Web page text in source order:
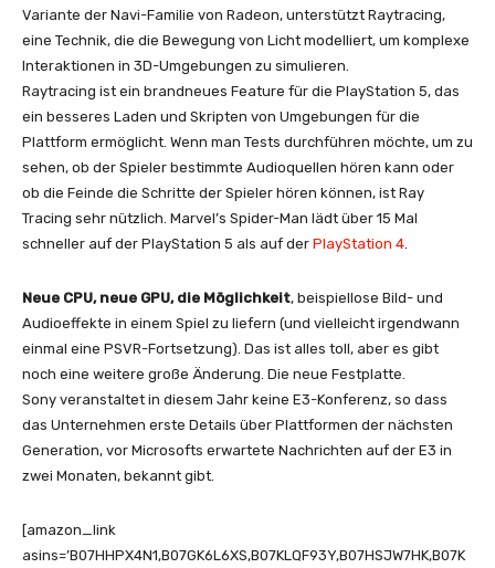
Variante der Navi-Familie von Radeon, unterstützt Raytracing,
eine Technik, die die Bewegung von Licht modelliert, um komplexe
Interaktionen in 3D-Umgebungen zu simulieren.
Raytracing ist ein brandneues Feature für die PlayStation 5, das
ein besseres Laden und Skripten von Umgebungen für die
Plattform ermöglicht. Wenn man Tests durchführen möchte, um zu
sehen, ob der Spieler bestimmte Audioquellen hören kann oder
ob die Feinde die Schritte der Spieler hören können, ist Ray
Tracing sehr nützlich. Marvel’s Spider-Man lädt über 15 Mal
schneller auf der PlayStation 5 als auf der PlayStation 4
Neue CPU, neue GPU, die Möglichkeit, beispiellose Bild- und
Audioeffekte in einem Spiel zu liefern (und vielleicht irgendwann
einmal eine PSVR-Fortsetzung). Das ist alles toll, aber es gibt
noch eine weitere große Änderung. Die neue Festplatte.
Sony veranstaltet in diesem Jahr keine E3-Konferenz, so dass
das Unternehmen erste Details über Plattformen der nächsten
Generation, vor Microsofts erwartete Nachrichten auf der E3 in
zwei Monaten, bekannt gibt.
[amazon_link
asins=’B07HHPX4N1,B07GK6L6XS,B07KLQF93Y,B07HSJW7HK,B07K